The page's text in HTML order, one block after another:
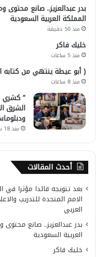
بدر عبدالعزيز.. صانع
المملكة العربية السعودية
منذ 50 دقيقة
خليك فاكر
منذ 5 ساعات
( أبو عيطة ينتهي من كتابه
منذ 8 ساعات
” كشري
منذ 18 ساعة
أحدث المقالات
بعد تتويجه قائدا مؤثرا
العربي
بدر عبدالعزيز.. صانع
العربية السعودية
خليك فاكر